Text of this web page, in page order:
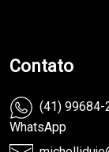
Contato
(41) 99684-
WhatsApp